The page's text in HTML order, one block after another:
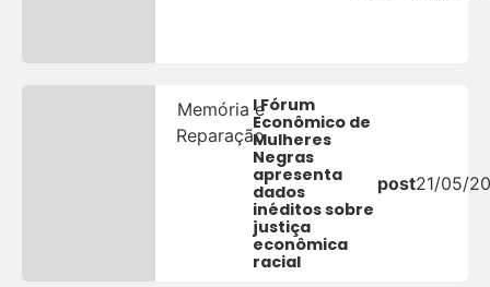
Memória e
Reparação
I Fórum
Econômico de
Mulheres
Negras
apresenta
dados
inéditos sobre
justiça
econômica
racial
post21/05/